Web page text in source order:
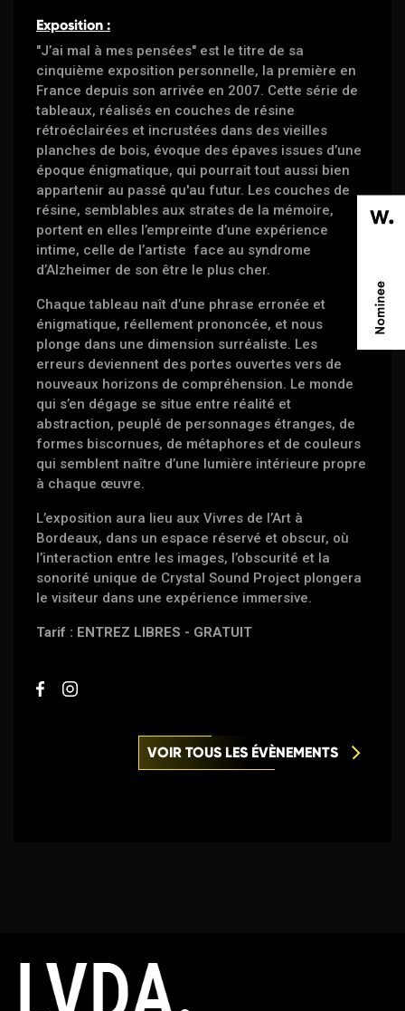
Exposition :
"J’ai mal à mes pensées" est le titre de sa
cinquième exposition personnelle, la première en
France depuis son arrivée en 2007. Cette série de
tableaux, réalisés en couches de résine
rétroéclairées et incrustées dans des vieilles
planches de bois, évoque des épaves issues d’une
époque énigmatique, qui pourrait tout aussi bien
appartenir au passé qu'au futur. Les couches de
résine, semblables aux strates de la mémoire,
portent en elles l’empreinte d’une expérience
intime, celle de l’artiste face au syndrome
d’Alzheimer de son être le plus cher.
Chaque tableau naît d’une phrase erronée et
énigmatique, réellement prononcée, et nous
plonge dans une dimension surréaliste. Les
erreurs deviennent des portes ouvertes vers de
nouveaux horizons de compréhension. Le monde
qui s’en dégage se situe entre réalité et
abstraction, peuplé de personnages étranges, de
formes biscornues, de métaphores et de couleurs
qui semblent naître d’une lumière intérieure propre
à chaque œuvre.
​​L’exposition aura lieu aux Vivres de l’Art à
Bordeaux, dans un espace réservé et obscur, où
l’interaction entre les images, l’obscurité et la
sonorité unique de Crystal Sound Project plongera
le visiteur dans une expérience immersive.
Tarif : ENTREZ LIBRES - GRATUIT
VOIR TOUS LES ÉVÈNEMENTS